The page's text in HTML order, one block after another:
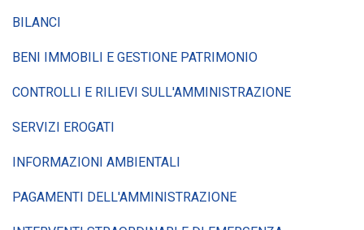
BILANCI
BENI IMMOBILI E GESTIONE PATRIMONIO
CONTROLLI E RILIEVI SULL'AMMINISTRAZIONE
SERVIZI EROGATI
INFORMAZIONI AMBIENTALI
PAGAMENTI DELL'AMMINISTRAZIONE